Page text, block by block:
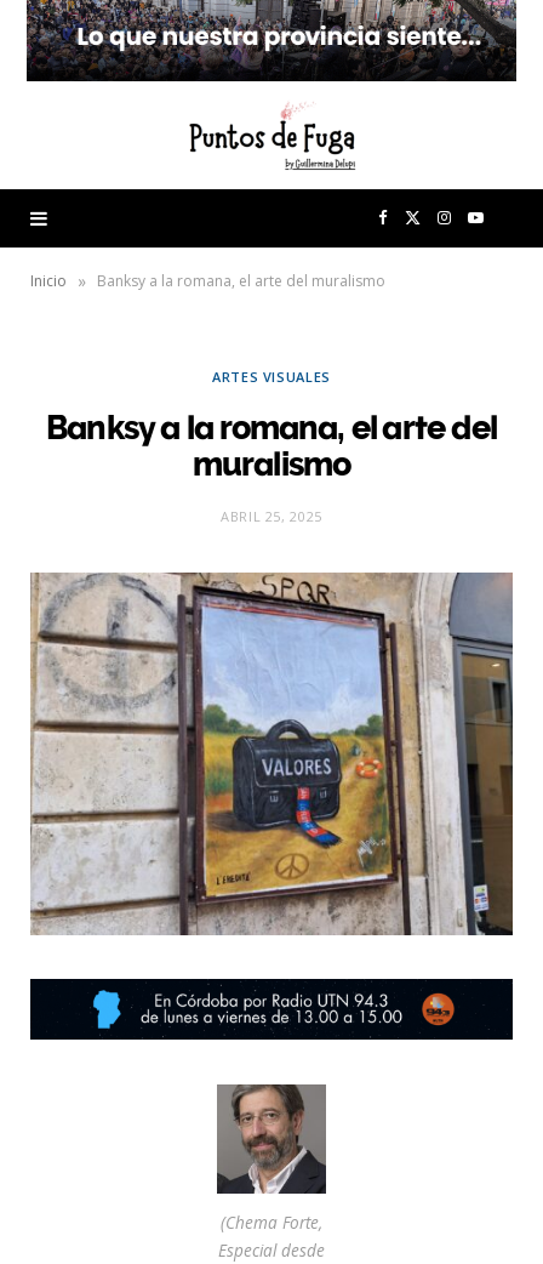
F
k e
r
I Y
Inicio » Banksy a la romana, el arte del muralismo
ARTES VISUALES
Banksy a la romana, el arte del
muralismo
ABRIL 25, 2025
(Chema Forte,
Especial desde